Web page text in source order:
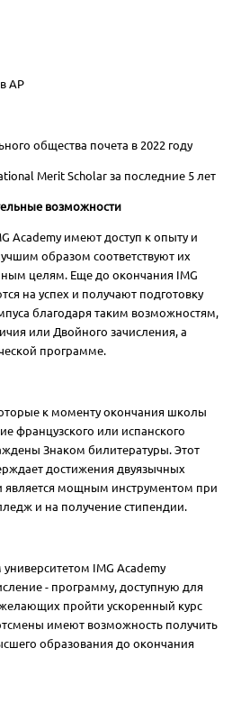
AP
общества почета в 2022 году
Merit Scholar за последние 5 лет
возможности
Academy имеют доступ к опыту и
образом соответствуют их
целям. Еще до окончания IMG
на успех и получают подготовку
благодаря таким возможностям,
или Двойного зачисления, а
программе.
к моменту окончания школы
французского или испанского
Знаком билитературы. Этот
достижения двуязычных
является мощным инструментом при
и на получение стипендии.
IMG Academy
- программу, доступную для
пройти ускоренный курс
имеют возможность получить
образования до окончания